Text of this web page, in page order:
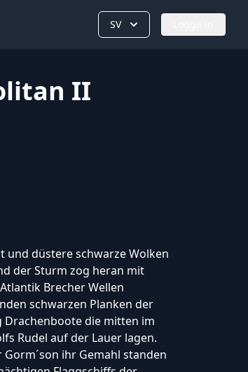
SV
II
und düstere schwarze Wolken
der Sturm zog heran mit
Brecher Wellen
schwarzen Planken der
Drachenboote die mitten im
Rudel auf der Lauer lagen.
ihr Gemahl standen